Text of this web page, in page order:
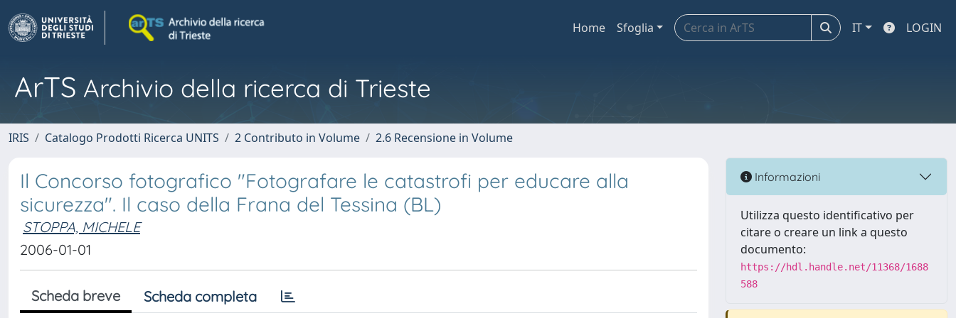
Home Sfoglia IT LOGIN
ArTS Archivio della ricerca di Trieste
IRIS Catalogo Prodotti Ricerca UNITS 2 Contributo in Volume 2.6 Recensione in Volume
Il Concorso fotografico "Fotografare le catastrofi per educare alla
sicurezza". Il caso della Frana del Tessina (BL)
STOPPA, MICHELE
2006-01-01
Scheda breve Scheda completa
Informazioni
Utilizza questo identificativo per
citare o creare un link a questo
documento:
https://hdl.handle.net/11368/1688
588